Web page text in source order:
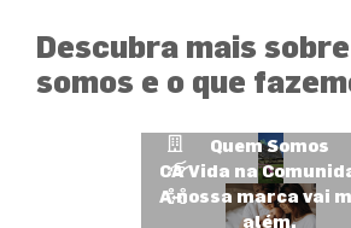
Descubra mais
somos e o que
Quem Somos
CA Vida na
A nossa marca vai
além.